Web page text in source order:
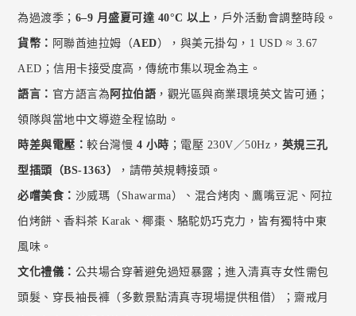
為過渡季； 6–9 月盛夏可達 40°C 以上 ，戶外活動會調整時段。
貨幣： 阿聯酋迪拉姆（AED），與美元掛勾，1 USD ≈ 3.67
AED；信用卡接受度高，傳統市集以現金為主。
語言： 官方語言為 阿拉伯語 ，觀光區與商業環境英文皆可通；
領隊與當地中文導遊全程協助。
時差與電壓：較台灣慢 4 小時 ；電壓 230V／50Hz， 英規三孔
型插頭（BS-1363） ，請帶英規轉接頭。
必嚐美食： 沙威瑪（Shawarma）、混合烤肉、鷹嘴豆泥、阿拉
伯烤餅、香料茶 Karak、椰棗、駱駝奶巧克力，皆有獨特中東
風味。
文化禮儀： 公共場合穿著避免過短暴露；進入清真寺女性需包
頭髮、穿長袖長褲（多數景點清真寺現場提供租借）；齋戒月